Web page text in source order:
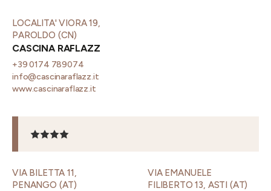
LOCALITA' VIORA 19,
PAROLDO (CN)
CASCINA RAFLAZZ
+39 0174 789074
info@cascinaraflazz.it
www.cascinaraflazz.it
VIA BILETTA 11,
PENANGO (AT)
VIA EMANUELE
FILIBERTO 13, ASTI (AT)